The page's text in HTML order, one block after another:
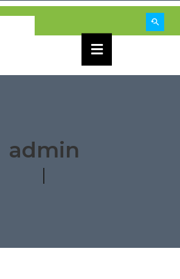
admin